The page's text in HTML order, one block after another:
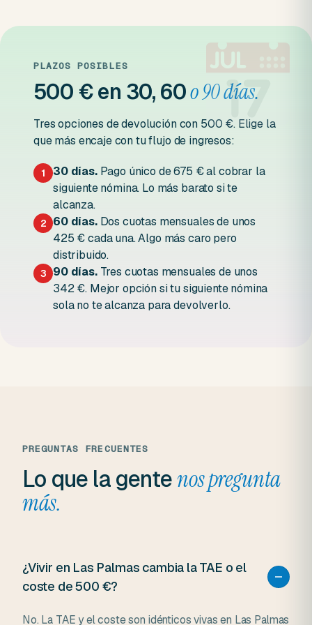
PLAZOS POSIBLES
500 € en 30, 60o 90 días.
Tres opciones de devolución con 500 €. Elige la
que más encaje con tu flujo de ingresos:
1 30 días.Pago único de 675 € al cobrar la
siguiente nómina. Lo más barato si te
alcanza.
2 60 días.Dos cuotas mensuales de unos
425 € cada una. Algo más caro pero
distribuido.
3 90 días.Tres cuotas mensuales de unos
342 €. Mejor opción si tu siguiente nómina
sola no te alcanza para devolverlo.
PREGUNTAS FRECUENTES
Lo que la gentenos pregunta
más.
¿Vivir en Las Palmas cambia la TAE o el
coste de 500 €?
No. La TAE y el coste son idénticos vivas en Las Palmas